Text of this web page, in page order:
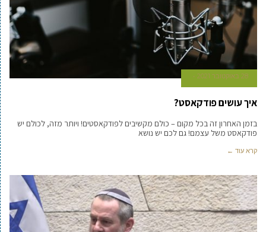
28 באוקטובר 2021
איך עושים פודקאסט?
בזמן האחרון זה בכל מקום – כולם מקשיבים לפודקאסטים! ויותר מזה, לכולם יש
פודקאסט משל עצמם! גם לכם יש נושא
קרא עוד ←